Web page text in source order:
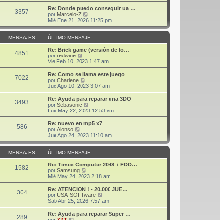
e
m
o
m
e
n
s
a
e
ú
l
i
m
o
m
e
n
s
e
3357
Re: Donde puedo conseguir ua …
por Marcelo-Z
e
r
ú
l
t
i
o
m
e
s
e
Mié Ene 21, 2026 11:25 pm
MENSAJES ÚLTIMO MENSAJE
4851
Re: Brick game (versión de lo…
por redwine
e
r
ú
l
t
o
m
e
s
j
e
Vie Feb 10, 2023 1:47 am
7022
Re: Como se llama este juego
por Charlene
e
r
ú
l
t
o
m
e
n
s
a
e
Jue Ago 10, 2023 3:07 am
3493
Re: Ayuda para reparar una 3DO
por Sebasonic
e
r
ú
l
m
o
m
e
s
Lun May 22, 2023 12:53 am
586
Re: nuevo en mp5 x7
por Alonso
e
r
ú
l
t
i
m
o
m
e
n
s
e
Jue Ago 24, 2023 11:10 am
MENSAJES ÚLTIMO MENSAJE
1582
Re: Timex Computer 2048 + FDD…
por Samsung
e
r
ú
l
t
o
Mié May 24, 2023 2:18 am
364
Re: ATENCION ! - 20.000 JUE…
por USA-SOFTware
e
r
ú
Sab Abr 25, 2026 7:57 am
289
Re: Ayuda para reparar Super …